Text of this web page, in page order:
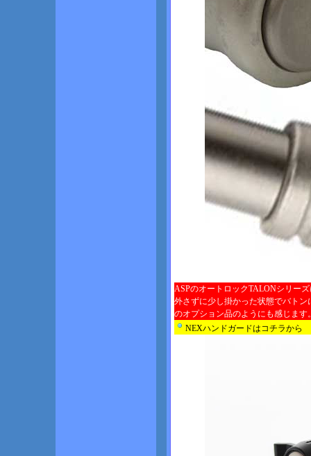
ASPのオートロックTALONシリー
外さずに少し掛かった状態でバト
のオプション品のようにも感じます
NEXハンドガードはコチラから